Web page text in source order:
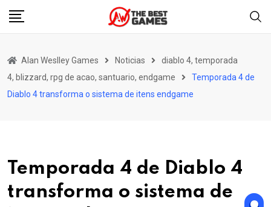
Skip
Alan Weslley Games Noticias
diablo 4, temporada
4, blizzard, rpg de acao, santuario, endgame
Temporada 4 de
Diablo 4 transforma o sistema de itens endgame
Temporada 4 de Diablo 4
transforma o sistema de